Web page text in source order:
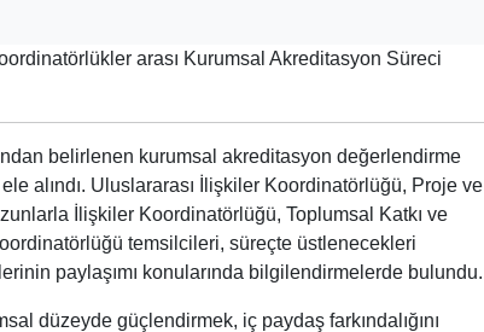
arası Kurumsal Akreditasyon Süreci
belirlenen kurumsal akreditasyon değerlendirme
alındı. Uluslararası İlişkiler Koordinatörlüğü, Proje ve
İlişkiler Koordinatörlüğü, Toplumsal Katkı ve
temsilcileri, süreçte üstlenecekleri
paylaşımı konularında bilgilendirmelerde bulundu.
düzeyde güçlendirmek, iç paydaş farkındalığını